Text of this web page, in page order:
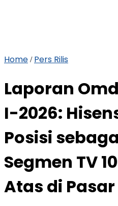
Home / Pers Rilis
Laporan
I-2026:
Posisi
Segmen TV
Atas di